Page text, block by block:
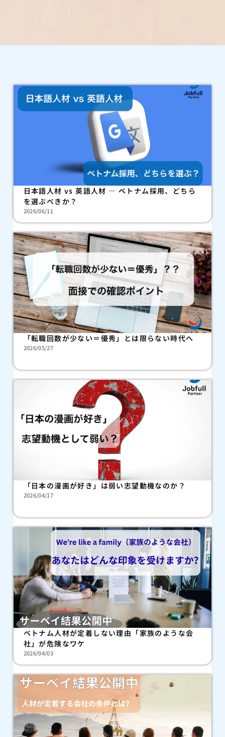
日本語人材 vs 英語人材 — ベトナム採用、どちら
を選ぶべきか？
2026/06/11
「転職回数が少ない＝優秀」とは限らない時代へ
2026/05/27
「日本の漫画が好き」は弱い志望動機なのか？
2026/04/17
ベトナム人材が定着しない理由「家族のような会
社」が危険なワケ
2026/04/03